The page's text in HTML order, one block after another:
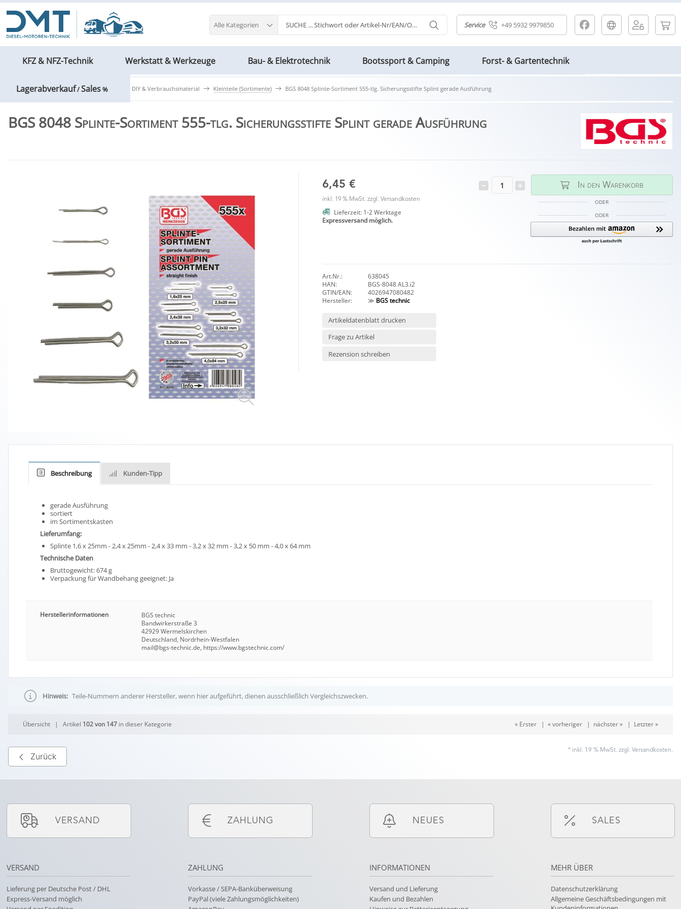
Service +49 5932 9979850
Alle Kategorien
KFZ & NFZ-Technik Werkstatt & Werkzeuge Bau- & Elektrotechnik Bootssport & Camping Forst- & Gartentechnik
Lagerabverkauf/Sales%
Werkstatt & Werkzeuge Haushalt, DIY & Verbrauchsmaterial Kleinteile (Sortimente) BGS 8048 Splinte-Sortiment 555-tlg. Sicherungsstifte Splint gerade Ausführung
BGS 8048 Splinte-Sortiment 555-tlg. Sicherungsstifte Splint gerade Ausführung
6,45 €
inkl. 19 % MwSt. zzgl. Versandkosten
Lieferzeit: 1-2 Werktage
Expressversand möglich.
In den Warenkorb
ODER
ODER
Art.Nr.:
638045
HAN:
BGS-8048 AL3.i2
GTIN/EAN:
4026947080482
Hersteller:
≫ BGS technic
Artikeldatenblatt drucken
Frage zu Artikel
Rezension schreiben
Beschreibung Kunden-Tipp
gerade Ausführung
sortiert
im Sortimentskasten
Lieferumfang:
Splinte 1,6 x 25mm - 2,4 x 25mm - 2,4 x 33 mm - 3,2 x 32 mm - 3,2 x 50 mm - 4,0 x 64 mm
Technische Daten
Bruttogewicht: 674 g
Verpackung für Wandbehang geeignet: Ja
Herstellerinformationen
BGS technic
Bandwirkerstraße 3
42929 Wermelskirchen
Deutschland, Nordrhein-Westfalen
mail@bgs-technic.de, https://www.bgstechnic.com/
Hinweis: Teile-Nummern anderer Hersteller, wenn hier aufgeführt, dienen ausschließlich Vergleichszwecken.
Übersicht | Artikel 102 von 147 in dieser Kategorie « Erster| « vorheriger| nächster »| Letzter »
Zurück
* inkl. 19 % MwSt. zzgl. Versandkosten.
VERSAND
VERSAND
Lieferung per Deutsche Post / DHL
Express-Versand möglich
ZAHLUNG
ZAHLUNG
Vorkasse / SEPA-Banküberweisung
PayPal (viele Zahlungsmöglichkeiten)
NEUES
INFORMATIONEN
Versand und Lieferung
Kaufen und Bezahlen
SALES
MEHR ÜBER
Datenschutzerklärung
Allgemeine Geschäftsbedingungen mit